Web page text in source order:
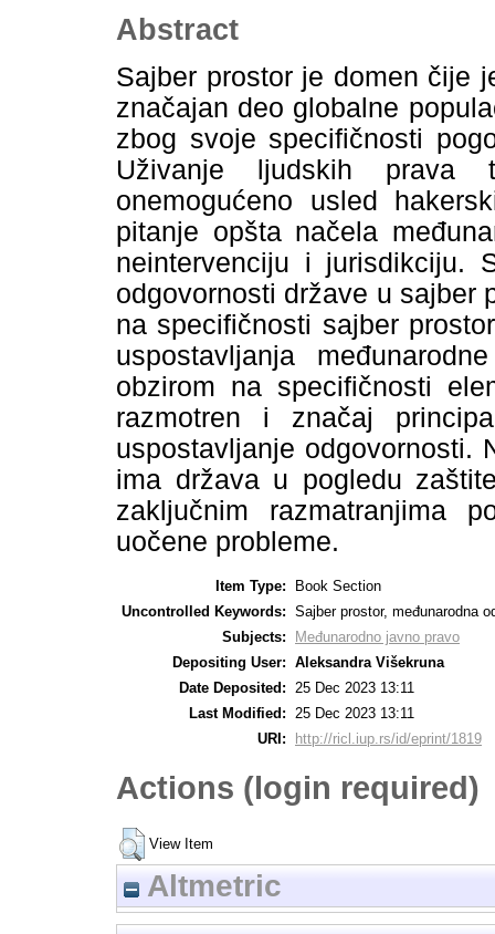
Abstract
Sajber prostor je domen čije
značajan deo globalne
zbog svoje specifičnosti
Uživanje ljudskih prava
onemogućeno usled
pitanje opšta načela
neintervenciju i jurisdikciju.
odgovornosti države u sajber
na specifičnosti sajber
uspostavljanja
obzirom na specifičnosti
razmotren i značaj
uspostavljanje odgovornosti.
ima država u pogledu
zaključnim razmatranjima
uočene probleme.
Item Type:
Book Section
Uncontrolled Keywords: Sajber prostor, međunarodna
Subjects:
Međunarodno javno pravo
Depositing User: Aleksandra Višekruna
Date Deposited:
25 Dec 2023 13:11
Last Modified:
25 Dec 2023 13:11
URI:
http://ricl.iup.rs/id/eprint/1819
Actions (login required)
View Item
Altmetric